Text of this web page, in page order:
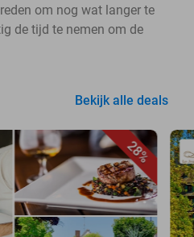
om nog wat langer te
de tijd te nemen om de
Bekijk alle deals
28%